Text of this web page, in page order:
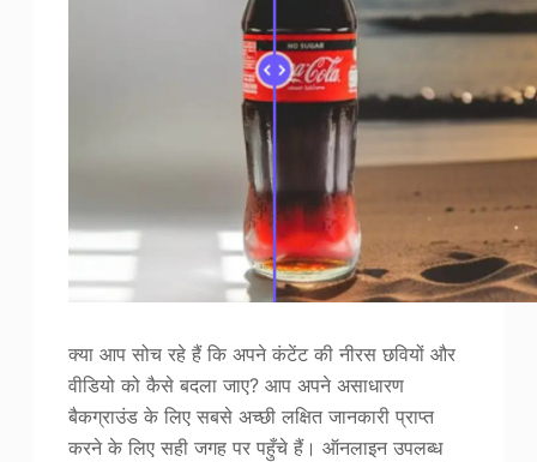
क्या आप सोच रहे हैं कि अपने कंटेंट की नीरस छवियों और
वीडियो को कैसे बदला जाए? आप अपने असाधारण
बैकग्राउंड के लिए सबसे अच्छी लक्षित जानकारी प्राप्त
करने के लिए सही जगह पर पहुँचे हैं। ऑनलाइन उपलब्ध